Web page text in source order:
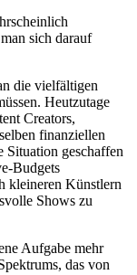
sich darauf
die vielfältigen
Heutzutage
Creators,
finanziellen
Situation geschaffen
Budgets
kleineren Künstlern
Shows zu
Aufgabe mehr
das von